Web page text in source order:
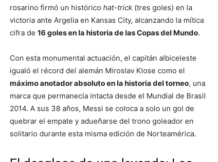
rosarino firmó un histórico hat-trick (tres goles) en la
victoria ante Argelia en Kansas City, alcanzando la mítica
cifra de 16 goles en la historia de las Copas del Mundo.
Con esta monumental actuación, el capitán albiceleste
igualó el récord del alemán Miroslav Klose como el
máximo anotador absoluto en la historia del torneo, una
marca que permanecía intacta desde el Mundial de Brasil
2014. A sus 38 años, Messi se coloca a solo un gol de
quebrar el empate y adueñarse del trono goleador en
solitario durante esta misma edición de Norteamérica.